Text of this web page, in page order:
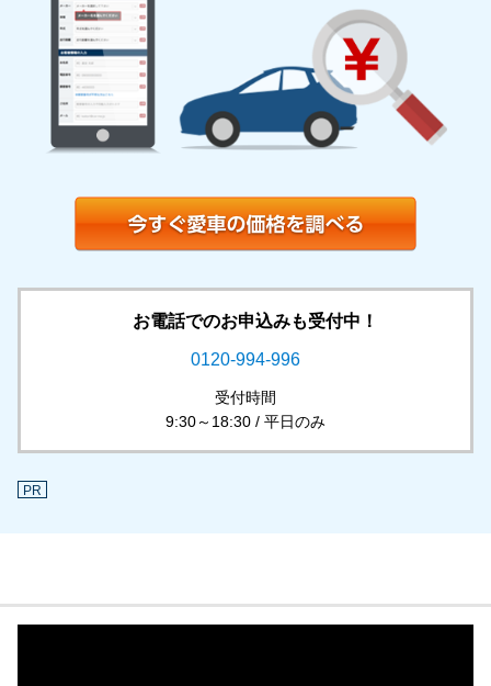
お電話でのお申込みも受付中！
0120-994-996
受付時間
9:30～18:30 / 平日のみ
PR